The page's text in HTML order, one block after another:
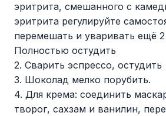
эритрита, смешанного с
эритрита регулируйте
перемешать и уваривать ещё
Полностью остудить
2. Сварить эспрессо, остудить
3. Шоколад мелко порубить.
4. Для крема: соединить
творог, сахзам и ванилин,